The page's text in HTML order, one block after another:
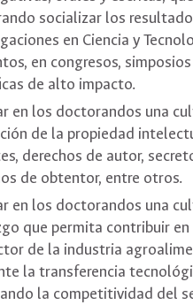
socializar los
en Ciencia y
en congresos,
de alto impacto.
en los doctorandos una
de la propiedad
derechos de autor,
de obtentor, entre otros.
en los doctorandos una
que permita contribuir
de la industria
la transferencia
la competitividad del